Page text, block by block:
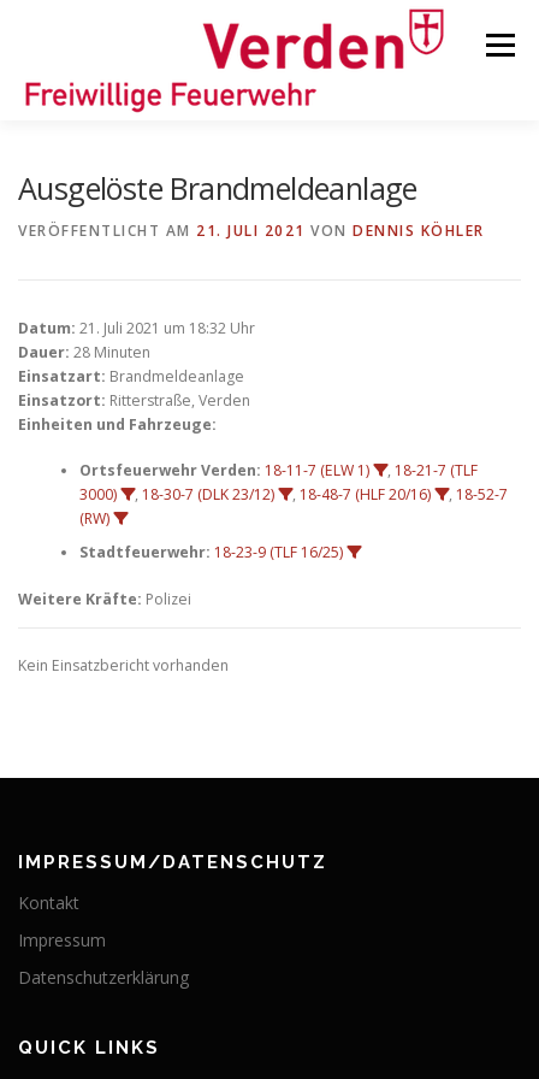
Menü
KINDER-/JUGENDFEUERWEHR
Ausgelöste Brandmeldeanlage
VERÖFFENTLICHT AM 21. JULI 2021 VON DENNIS KÖHLER
Datum: 21. Juli 2021 um 18:32 Uhr
Dauer: 28 Minuten
Einsatzart: Brandmeldeanlage
Einsatzort: Ritterstraße, Verden
Einheiten und Fahrzeuge:
Ortsfeuerwehr Verden: 18-11-7 (ELW 1) , 18-21-7 (TLF
3000)
, 18-30-7 (DLK 23/12) , 18-48-7 (HLF 20/16) , 18-52-7
(RW)
Stadtfeuerwehr: 18-23-9 (TLF 16/25)
Weitere Kräfte: Polizei
Kein Einsatzbericht vorhanden
IMPRESSUM/DATENSCHUTZ
Kontakt
Impressum
Datenschutzerklärung
QUICK LINKS